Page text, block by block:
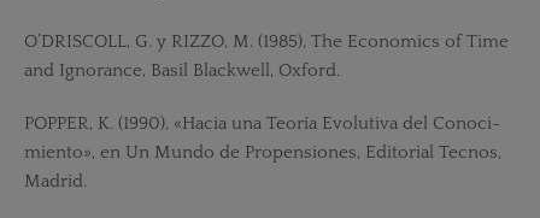
O’DRISCOLL, G. y RIZZO, M. (1985), The Economics of Time
and Ignorance, Basil Blackwell, Oxford.
POPPER, K. (1990), «Hacia una Teoría Evolutiva del Conoci-
miento», en Un Mundo de Propensiones, Editorial Tecnos,
Madrid.